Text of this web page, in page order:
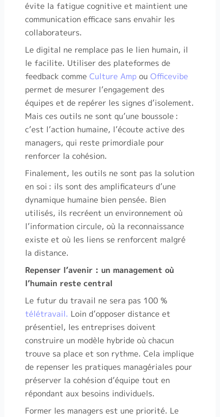
évite la fatigue cognitive et maintient une
communication efficace sans envahir les
collaborateurs.
Le digital ne remplace pas le lien humain, il
le facilite. Utiliser des plateformes de
feedback commeCulture Amp ou Officevibe
permet de mesurer l’engagement des
équipes et de repérer les signes d’isolement.
Mais ces outils ne sont qu’une boussole :
c’est l’action humaine, l’écoute active des
managers, qui reste primordiale pour
renforcer la cohésion.
Finalement, les outils ne sont pas la solution
en soi : ils sont des amplificateurs d’une
dynamique humaine bien pensée. Bien
utilisés, ils recréent un environnement où
l’information circule, où la reconnaissance
existe et où les liens se renforcent malgré
la distance.
Repenser l’avenir : un management où
l’humain reste central
Le futur du travail ne sera pas 100 %
télétravail. Loin d’opposer distance et
présentiel, les entreprises doivent
construire un modèle hybride où chacun
trouve sa place et son rythme. Cela implique
de repenser les pratiques managériales pour
préserver la cohésion d’équipe tout en
répondant aux besoins individuels.
Former les managers est une priorité. Le